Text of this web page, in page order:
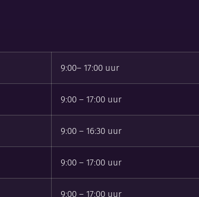
9:00– 17:00 uur
9:00 – 17:00 uur
9:00 – 16:30 uur
9:00 – 17:00 uur
9:00 – 17:00 uur